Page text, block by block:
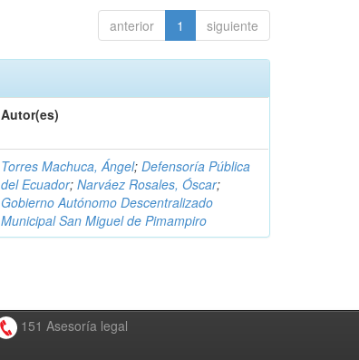
anterior 1 siguiente
Autor(es)
Torres Machuca, Ángel;Defensoría Pública
del Ecuador;Narváez Rosales, Óscar;
Gobierno Autónomo Descentralizado
Municipal San Miguel de Pimampiro
151 Asesoría legal